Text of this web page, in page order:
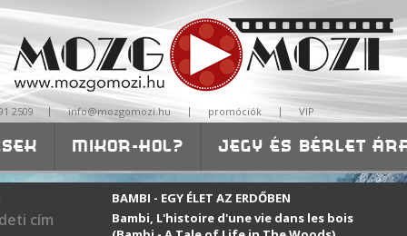
2509 | info@mozgomozi.hu | promóciók | VIP
MIKOR-HOL? JEGY ÉS BÉRLET
ISKOLÁKNAK-ÓVODÁKNAK
BAMBI - EGY ÉLET AZ ERDŐBEN
cím
Bambi, L'histoire d'une vie dans les bois